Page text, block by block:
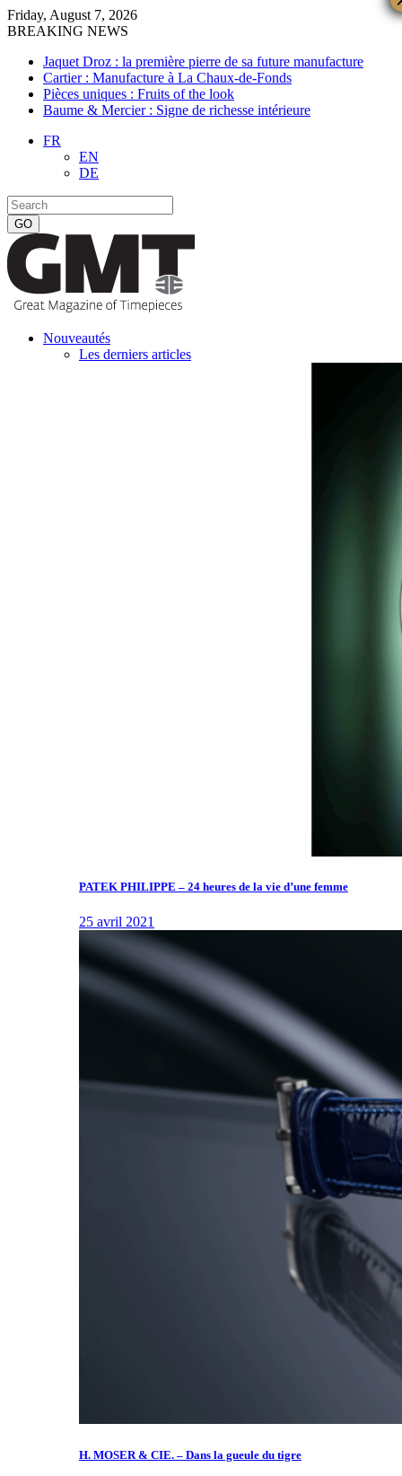
Friday, August 7, 2026
BREAKING NEWS
Jaquet Droz : la première pierre de sa future manufacture
Cartier : Manufacture à La Chaux-de-Fonds
Pièces uniques : Fruits of the look
Baume & Mercier : Signe de richesse intérieure
FR
EN
DE
Nouveautés
Les derniers articles
PATEK PHILIPPE – 24 heures de la vie d’une femme
25 avril 2021
H. MOSER & CIE. – Dans la gueule du tigre